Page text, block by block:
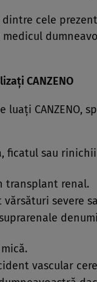
cele
CANZENO
CANZENO,
ficatul sau
transplant renal.
severe
vascular